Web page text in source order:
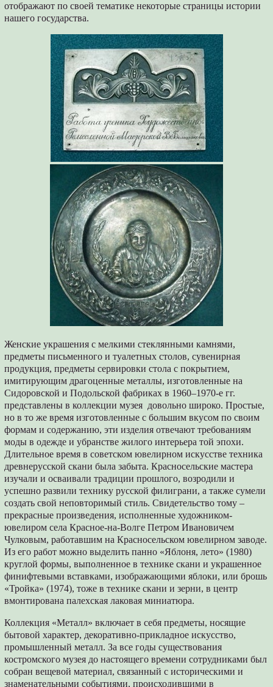
отображают по своей тематике некоторые страницы истории
нашего государства.
Женские украшения с мелкими стеклянными камнями,
предметы письменного и туалетных столов, сувенирная
продукция, предметы сервировки стола с покрытием,
имитирующим драгоценные металлы, изготовленные на
Сидоровской и Подольской фабриках в 1960–1970-е гг.
представлены в коллекции музея довольно широко. Простые,
но в то же время изготовленные с большим вкусом по своим
формам и содержанию, эти изделия отвечают требованиям
моды в одежде и убранстве жилого интерьера той эпохи.
Длительное время в советском ювелирном искусстве техника
древнерусской скани была забыта. Красносельские мастера
изучали и осваивали традиции прошлого, возродили и
успешно развили технику русской филиграни, а также сумели
создать свой неповторимый стиль. Свидетельство тому –
прекрасные произведения, исполненные художником-
ювелиром села Красное-на-Волге Петром Ивановичем
Чулковым, работавшим на Красносельском ювелирном заводе.
Из его работ можно выделить панно «Яблоня, лето» (1980)
круглой формы, выполненное в технике скани и украшенное
финифтевыми вставками, изображающими яблоки, или брошь
«Тройка» (1974), тоже в технике скани и зерни, в центр
вмонтирована палехская лаковая миниатюра.
Коллекция «Металл» включает в себя предметы, носящие
бытовой характер, декоративно-прикладное искусство,
промышленный металл. За все годы существования
костромского музея до настоящего времени сотрудниками был
собран вещевой материал, связанный с историческими и
знаменательными событиями, происходившими в